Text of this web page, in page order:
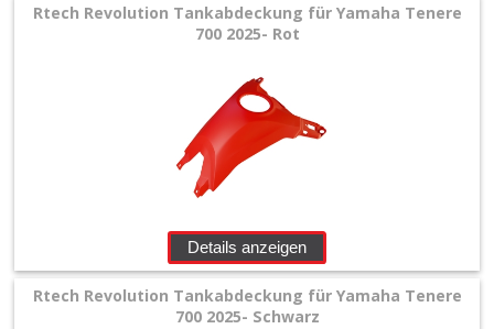
Rtech Revolution Tankabdeckung für Yamaha Tenere
700 2025- Rot
Details anzeigen
Rtech Revolution Tankabdeckung für Yamaha Tenere
700 2025- Schwarz